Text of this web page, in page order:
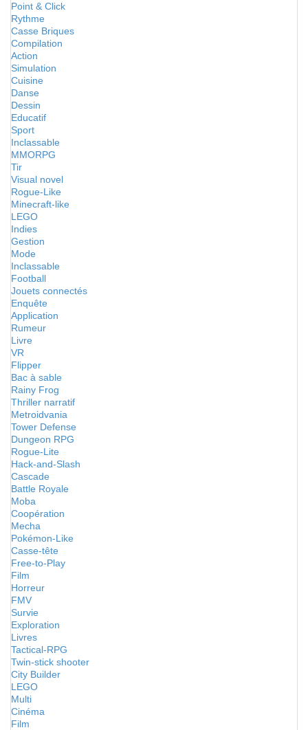
Point & Click
Rythme
Casse Briques
Compilation
Action
Simulation
Cuisine
Danse
Dessin
Educatif
Sport
Inclassable
MMORPG
Tir
Visual novel
Rogue-Like
Minecraft-like
LEGO
Indies
Gestion
Mode
Inclassable
Football
Jouets connectés
Enquête
Application
Rumeur
Livre
VR
Flipper
Bac à sable
Rainy Frog
Thriller narratif
Metroidvania
Tower Defense
Dungeon RPG
Rogue-Lite
Hack-and-Slash
Cascade
Battle Royale
Moba
Coopération
Mecha
Pokémon-Like
Casse-tête
Free-to-Play
Film
Horreur
FMV
Survie
Exploration
Livres
Tactical-RPG
Twin-stick shooter
City Builder
LEGO
Multi
Cinéma
Film